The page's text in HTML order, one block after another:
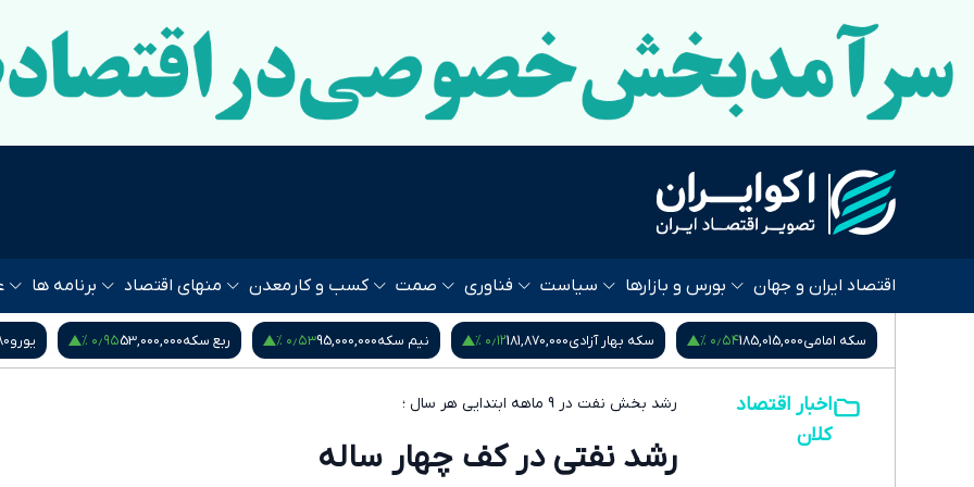
اقتصاد ایران و جهان بورس و بازارها سیاست فناوری صمت کسب و کار معدن منهای اقتصاد برنامه ها
سکه امامی185,015,000۰٫۵۴ % سکه بهار آزادی181,870,000۰٫۱۲ % نیم سکه95,000,000۰٫۵۳ % ربع سکه53,000,000۰٫۹۵ % یورو
اخبار اقتصاد
کلان
رشد بخش نفت در 9 ماهه ابتدایی هر سال ؛
رشد نفتی در کف چهار ساله